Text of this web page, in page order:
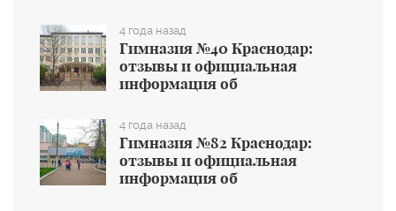
4 года назад
Гимназия №40 Краснодар:
отзывы и официальная
информация об
4 года назад
Гимназия №82 Краснодар:
отзывы и официальная
информация об